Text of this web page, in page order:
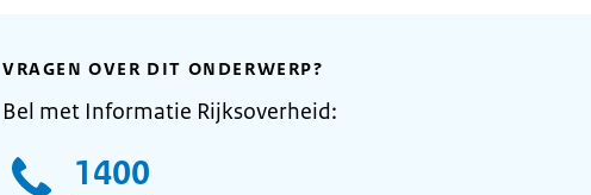
VRAGEN OVER DIT ONDERWERP?
Bel met Informatie Rijksoverheid:
1400